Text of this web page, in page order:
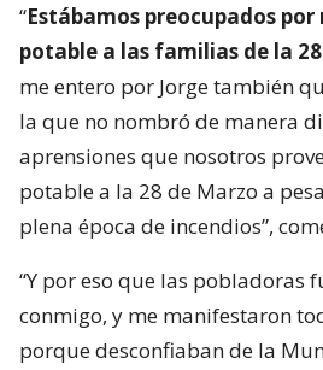
“Estábamos preocupados
potable a las familias de la
me entero por Jorge también
la que no nombró de manera
aprensiones que nosotros
potable a la 28 de Marzo a
plena época de incendios”,
“Y por eso que las pobladoras
conmigo, y me manifestaron
porque desconfiaban de la